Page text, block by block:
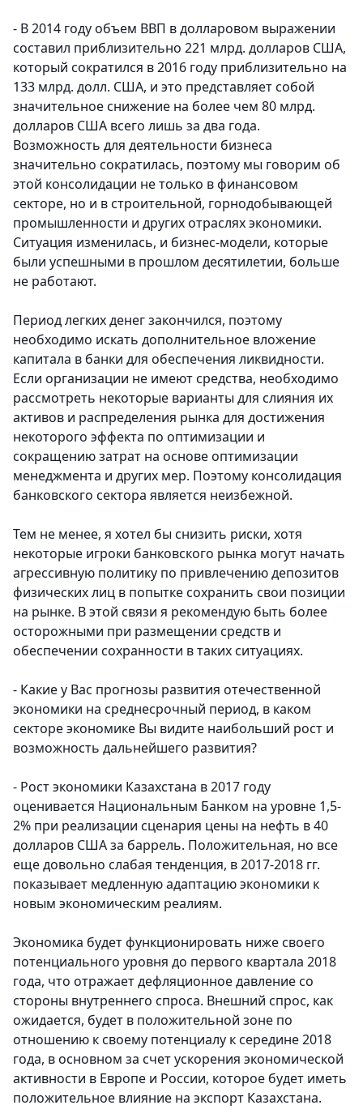
- В 2014 году объем ВВП в долларовом выражении
составил приблизительно 221 млрд. долларов США,
который сократился в 2016 году приблизительно на
133 млрд. долл. США, и это представляет собой
значительное снижение на более чем 80 млрд.
долларов США всего лишь за два года.
Возможность для деятельности бизнеса
значительно сократилась, поэтому мы говорим об
этой консолидации не только в финансовом
секторе, но и в строительной, горнодобывающей
промышленности и других отраслях экономики.
Ситуация изменилась, и бизнес-модели, которые
были успешными в прошлом десятилетии, больше
не работают.
Период легких денег закончился, поэтому
необходимо искать дополнительное вложение
капитала в банки для обеспечения ликвидности.
Если организации не имеют средства, необходимо
рассмотреть некоторые варианты для слияния их
активов и распределения рынка для достижения
некоторого эффекта по оптимизации и
сокращению затрат на основе оптимизации
менеджмента и других мер. Поэтому консолидация
банковского сектора является неизбежной.
Тем не менее, я хотел бы снизить риски, хотя
некоторые игроки банковского рынка могут начать
агрессивную политику по привлечению депозитов
физических лиц в попытке сохранить свои позиции
на рынке. В этой связи я рекомендую быть более
осторожными при размещении средств и
обеспечении сохранности в таких ситуациях.
- Какие у Вас прогнозы развития отечественной
экономики на среднесрочный период, в каком
секторе экономике Вы видите наибольший рост и
возможность дальнейшего развития?
- Рост экономики Казахстана в 2017 году
оценивается Национальным Банком на уровне 1,5-
2% при реализации сценария цены на нефть в 40
долларов США за баррель. Положительная, но все
еще довольно слабая тенденция, в 2017-2018 гг.
показывает медленную адаптацию экономики к
новым экономическим реалиям.
Экономика будет функционировать ниже своего
потенциального уровня до первого квартала 2018
года, что отражает дефляционное давление со
стороны внутреннего спроса. Внешний спрос, как
ожидается, будет в положительной зоне по
отношению к своему потенциалу к середине 2018
года, в основном за счет ускорения экономической
активности в Европе и России, которое будет иметь
положительное влияние на экспорт Казахстана.